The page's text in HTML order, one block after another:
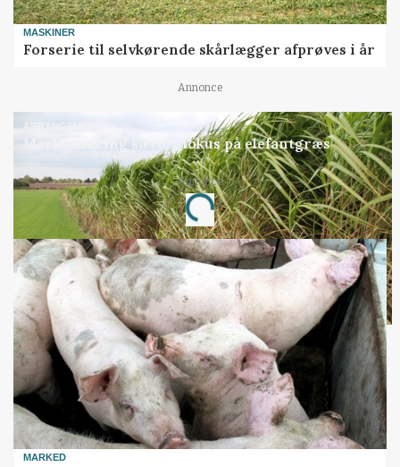
MASKINER
Forserie til selvkørende skårlægger afprøves i år
Annonce
ARRANGEMENT
Markvandring sætter fokus på elefantgræs
Annonce
Loading...
MARKED